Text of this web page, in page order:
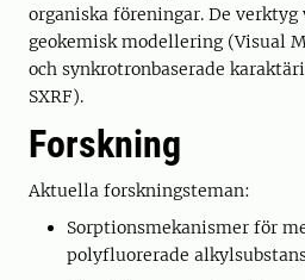
organiska föreningar. De
geokemisk modellering (Visual
och synkrotronbaserade
SXRF).
Forskning
Aktuella forskningsteman:
Sorptionsmekanismer för
polyfluorerade